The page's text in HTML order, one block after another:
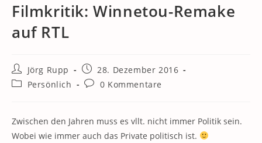
Filmkritik: Winnetou-Remake
auf RTL
Beitrags-
Autor:
Jörg Rupp
Beitrag
veröffentlicht:
28. Dezember 2016
Beitrags-
Persönlich
Beitrags-
0 Kommentare
Zwischen den Jahren muss es vllt. nicht immer Politik sein.
Wobei wie immer auch das Private politisch ist.